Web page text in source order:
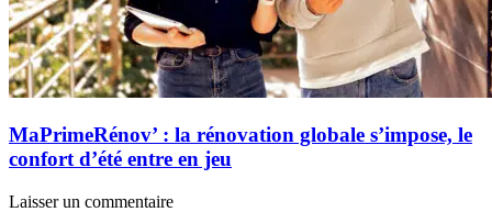
MaPrimeRénov’ : la rénovation globale s’impose, le
confort d’été entre en jeu
Laisser un commentaire